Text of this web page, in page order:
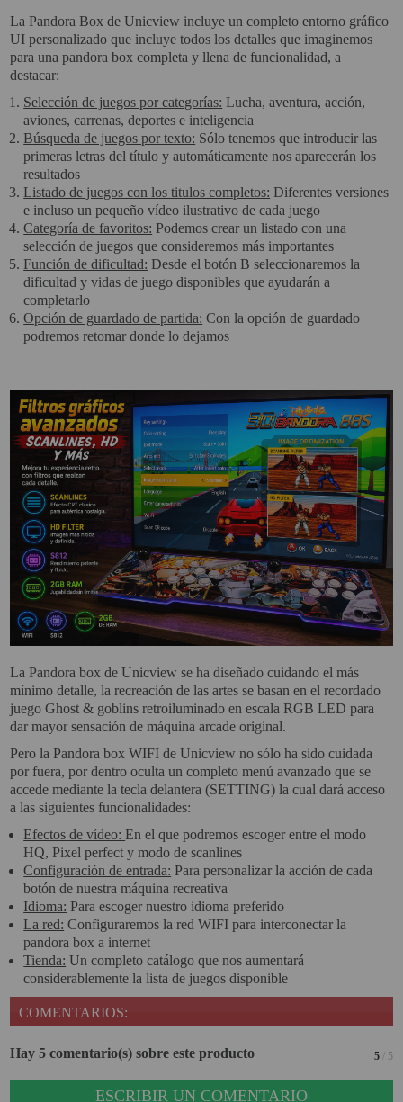
La Pandora Box de Unicview incluye un completo entorno gráfico
UI personalizado que incluye todos los detalles que imaginemos
para una pandora box completa y llena de funcionalidad, a
destacar:
Selección de juegos por categorías: Lucha, aventura, acción,
aviones, carrenas, deportes e inteligencia
Búsqueda de juegos por texto: Sólo tenemos que introducir las
primeras letras del título y automáticamente nos aparecerán los
resultados
Listado de juegos con los titulos completos: Diferentes versiones
e incluso un pequeño vídeo ilustrativo de cada juego
Categoría de favoritos: Podemos crear un listado con una
selección de juegos que consideremos más importantes
Función de dificultad: Desde el botón B seleccionaremos la
dificultad y vidas de juego disponibles que ayudarán a
completarlo
Opción de guardado de partida: Con la opción de guardado
podremos retomar donde lo dejamos
La Pandora box de Unicview se ha diseñado cuidando el más
mínimo detalle, la recreación de las artes se basan en el recordado
juego Ghost & goblins retroiluminado en escala RGB LED para
dar mayor sensación de máquina arcade original.
Pero la Pandora box WIFI de Unicview no sólo ha sido cuidada
por fuera, por dentro oculta un completo menú avanzado que se
accede mediante la tecla delantera (SETTING) la cual dará acceso
a las siguientes funcionalidades:
Efectos de vídeo:En el que podremos escoger entre el modo
HQ, Pixel perfect y modo de scanlines
Configuración de entrada: Para personalizar la acción de cada
botón de nuestra máquina recreativa
Idioma: Para escoger nuestro idioma preferido
La red: Configuraremos la red WIFI para interconectar la
pandora box a internet
Tienda: Un completo catálogo que nos aumentará
considerablemente la lista de juegos disponible
COMENTARIOS:
Hay 5 comentario(s) sobre este producto 5/ 5
ESCRIBIR UN COMENTARIO